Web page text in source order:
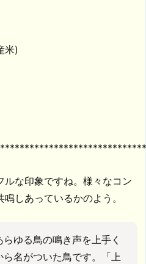
米)
な印象ですね。様々なコン
しあっているかのよう。
らゆる鳥の鳴き声を上手く
名がついた鳥です。「上